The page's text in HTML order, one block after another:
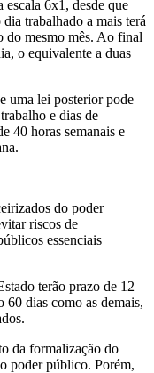
escala 6x1, desde que
trabalhado a mais terá
do mesmo mês. Ao final
o equivalente a duas
uma lei posterior pode
e dias de
40 horas semanais e
do poder
riscos de
essenciais
terão prazo de 12
60 dias como as demais,
da formalização do
poder público. Porém,